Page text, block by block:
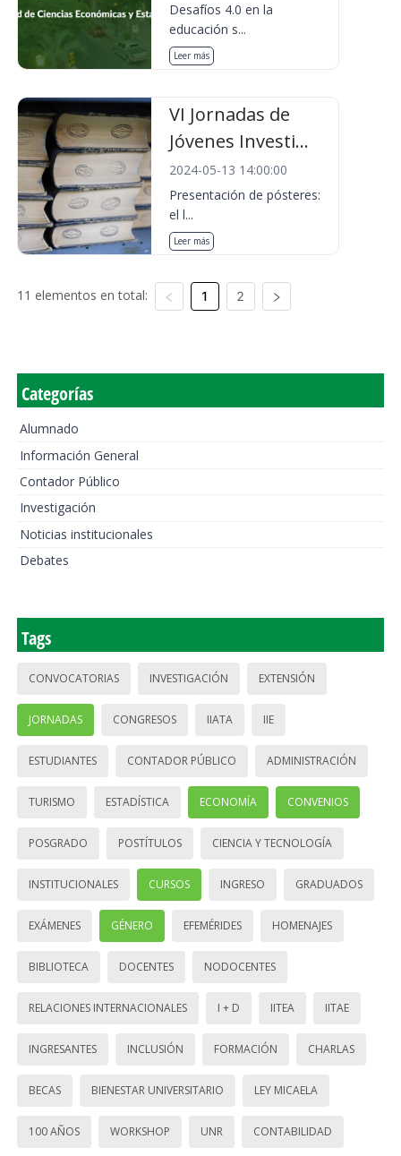
Desafíos 4.0 en la
educación s...
Leer más
VI Jornadas de
Jóvenes Investi...
2024-05-13 14:00:00
Presentación de pósteres:
el l...
Leer más
11 elementos en total: 1 2
Categorías
Alumnado
Información General
Contador Público
Investigación
Noticias institucionales
Debates
Tags
CONVOCATORIAS INVESTIGACIÓN EXTENSIÓN
JORNADAS CONGRESOS IIATA IIE
ESTUDIANTES CONTADOR PÚBLICO ADMINISTRACIÓN
TURISMO ESTADÍSTICA ECONOMÍA CONVENIOS
POSGRADO POSTÍTULOS CIENCIA Y TECNOLOGÍA
INSTITUCIONALES CURSOS INGRESO GRADUADOS
EXÁMENES GÉNERO EFEMÉRIDES HOMENAJES
BIBLIOTECA DOCENTES NODOCENTES
RELACIONES INTERNACIONALES I + D IITEA IITAE
INGRESANTES INCLUSIÓN FORMACIÓN CHARLAS
BECAS BIENESTAR UNIVERSITARIO LEY MICAELA
100 AÑOS WORKSHOP UNR CONTABILIDAD